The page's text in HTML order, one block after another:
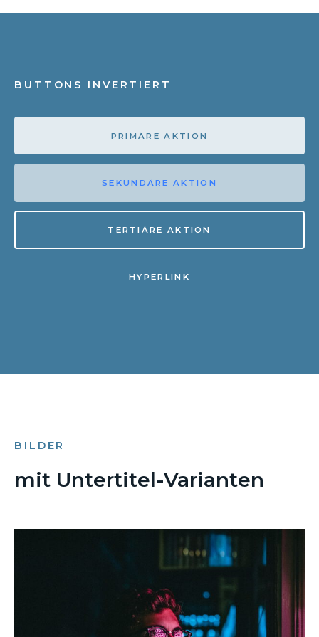
BUTTONS INVERTIERT
PRIMÄRE AKTION
SEKUNDÄRE AKTION
TERTIÄRE AKTION
HYPERLINK
BILDER
mit Untertitel-Varianten